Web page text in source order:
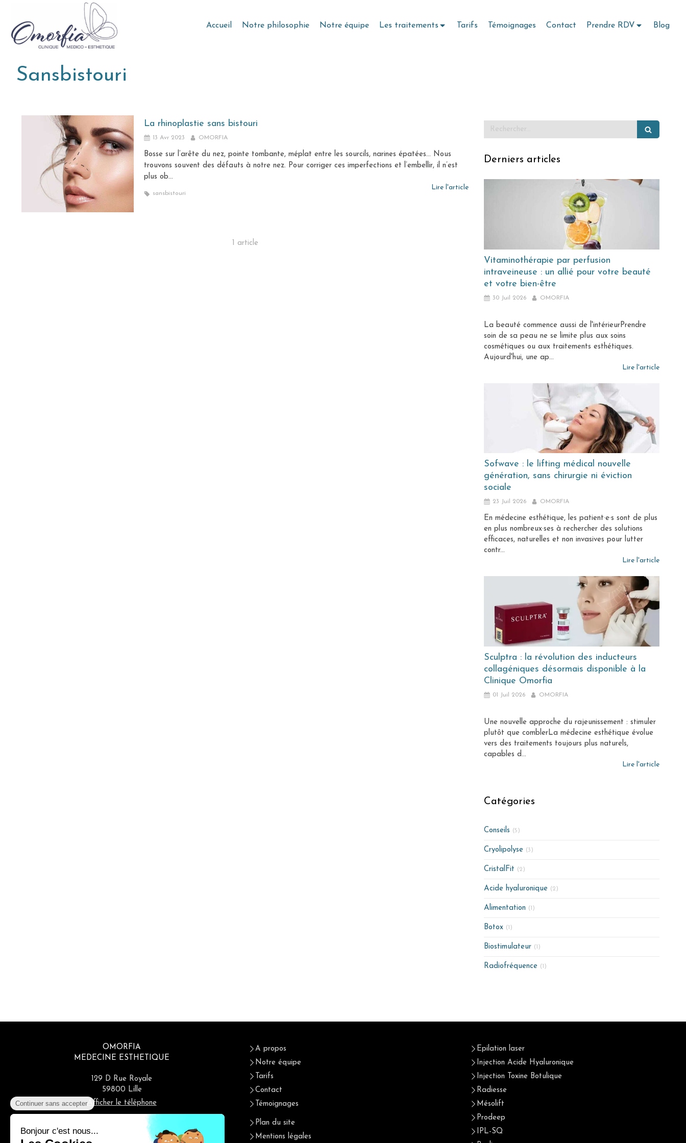
Accueil Notre philosophie Notre équipe Les traitements Tarifs Témoignages Contact Prendre RDV Blog
Sansbistouri
La rhinoplastie sans bistouri
13 Avr 2023 OMORFIA
Bosse sur l’arête du nez, pointe tombante, méplat entre les sourcils, narines épatées… Nous
trouvons souvent des défauts à notre nez. Pour corriger ces imperfections et l’embellir, il n’est
plus ob...
Lire l'article
sansbistouri
1 article
Derniers articles
Vitaminothérapie par perfusion
intraveineuse : un allié pour votre beauté
et votre bien-être
30 Juil 2026 OMORFIA
La beauté commence aussi de l'intérieurPrendre
soin de sa peau ne se limite plus aux soins
cosmétiques ou aux traitements esthétiques.
Aujourd'hui, une ap...
Lire l'article
Sofwave : le lifting médical nouvelle
génération, sans chirurgie ni éviction
sociale
23 Juil 2026 OMORFIA
En médecine esthétique, les patient·e·s sont de plus
en plus nombreux·ses à rechercher des solutions
efficaces, naturelles et non invasives pour lutter
contr...
Lire l'article
Sculptra : la révolution des inducteurs
collagéniques désormais disponible à la
Clinique Omorfia
01 Juil 2026 OMORFIA
Une nouvelle approche du rajeunissement : stimuler
plutôt que comblerLa médecine esthétique évolue
vers des traitements toujours plus naturels,
capables d...
Lire l'article
Catégories
Conseils (5)
Cryolipolyse (3)
CristalFit (2)
Acide hyaluronique (2)
Alimentation (1)
Botox (1)
Biostimulateur (1)
Radiofréquence (1)
OMORFIA
MEDECINE ESTHETIQUE
129 D Rue Royale
59800 Lille
Afficher le téléphone
A propos
Notre équipe
Tarifs
Contact
Témoignages
Plan du site
Mentions légales
Epilation laser
Injection Acide Hyaluronique
Injection Toxine Botulique
Radiesse
Mésolift
Prodeep
IPL-SQ